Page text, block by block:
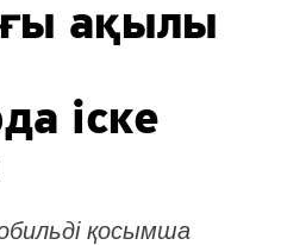
ақылы
іске
қосымша